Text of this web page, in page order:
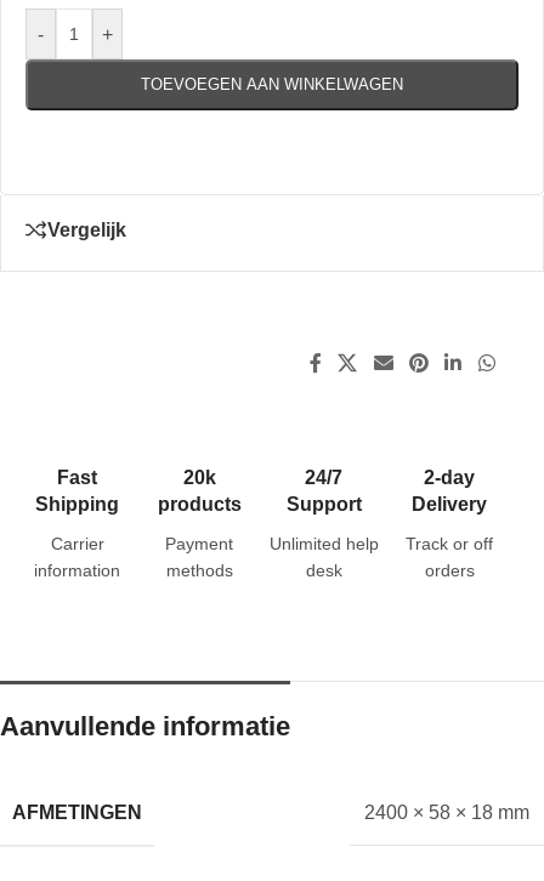
- +
TOEVOEGEN AAN WINKELWAGEN
Vergelijk
Fast
Shipping
Carrier
information
20k
products
Payment
methods
24/7
Support
Unlimited help
desk
2-day
Delivery
Track or off
orders
Aanvullende informatie
AFMETINGEN 2400 × 58 × 18 mm